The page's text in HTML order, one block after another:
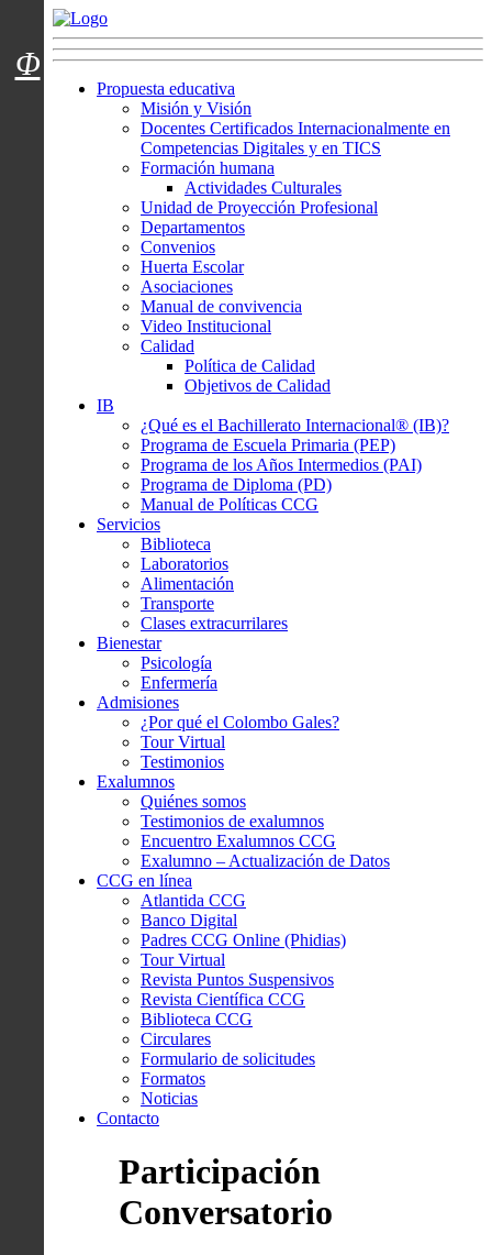
Menú usuarios
Propuesta educativa
Misión y Visión
Docentes Certificados Internacionalmente en
Competencias Digitales y en TICS
Formación humana
Actividades Culturales
Unidad de Proyección Profesional
Departamentos
Convenios
Huerta Escolar
Asociaciones
Manual de convivencia
Video Institucional
Calidad
Política de Calidad
Objetivos de Calidad
IB
¿Qué es el Bachillerato Internacional® (IB)?
Programa de Escuela Primaria (PEP)
Programa de los Años Intermedios (PAI)
Programa de Diploma (PD)
Manual de Políticas CCG
Servicios
Biblioteca
Laboratorios
Alimentación
Transporte
Clases extracurrilares
Bienestar
Psicología
Enfermería
Admisiones
¿Por qué el Colombo Gales?
Tour Virtual
Testimonios
Exalumnos
Quiénes somos
Testimonios de exalumnos
Encuentro Exalumnos CCG
Exalumno – Actualización de Datos
CCG en línea
Atlantida CCG
Banco Digital
Padres CCG Online (Phidias)
Tour Virtual
Revista Puntos Suspensivos
Revista Científica CCG
Biblioteca CCG
Circulares
Formulario de solicitudes
Formatos
Noticias
Contacto
Participación
Conversatorio
Φ